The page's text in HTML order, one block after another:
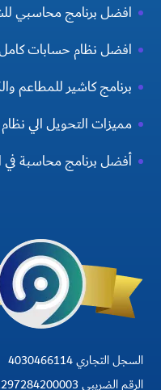
افضل برنامج محاسبي
افضل نظام حسابات
برنامج كاشير للمطاعم
مميزات التحويل الي نظام
أفضل برنامج محاسبة في
السجل التجاري 4030466114
الرقم الضريبي 311297284200003